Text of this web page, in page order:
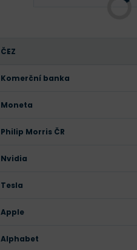
ČEZ
Komerční banka
Moneta
Philip Morris ČR
Nvidia
Tesla
Apple
Alphabet